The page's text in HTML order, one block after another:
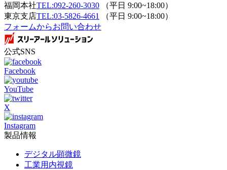
福岡本社TEL:092-260-3030 （平日 9:00~18:00）
東京支店TEL:03-5826-4661 （平日 9:00~18:00）
フォームからお問い合わせ
公式SNS
Facebook
YouTube
X
Instagram
製品情報
デジタル顕微鏡
工業用内視鏡